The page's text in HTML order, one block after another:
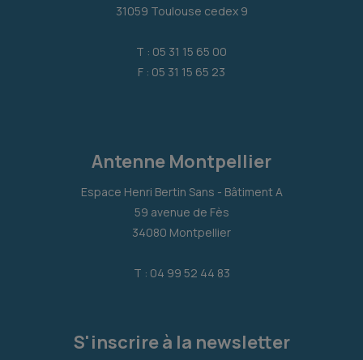
31059 Toulouse cedex 9
T : 05 31 15 65 00
F : 05 31 15 65 23
Antenne Montpellier
Espace Henri Bertin Sans - Bâtiment A
59 avenue de Fès
34080 Montpellier
T : 04 99 52 44 83
S'inscrire à la newsletter